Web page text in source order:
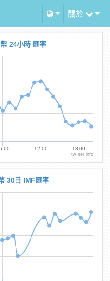
關於
24小時 匯率
12:00 18:00
tw.rter.info
30日 IMF匯率